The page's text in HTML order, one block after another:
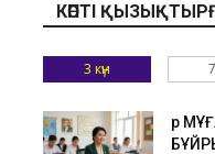
КӨПТІ
3 күн
Әр